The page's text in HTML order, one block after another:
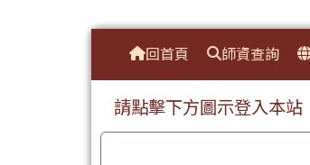
臺南市本土教育資
導覽列
回首頁 師資查詢
上中區域內容
請點擊下方圖示登入本站
頁尾區域